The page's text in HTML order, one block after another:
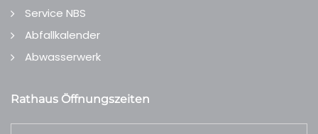
Service NBS
Abfallkalender
Abwasserwerk
Rathaus Öffnungszeiten